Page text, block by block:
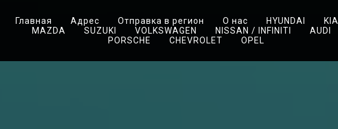
Главная Адрес Отправка в регион О нас HYUNDAI
KIA
MAZDA
SUZUKI VOLKSWAGEN NISSAN / INFINITI
AUDI
PORSCHE
CHEVROLET OPEL